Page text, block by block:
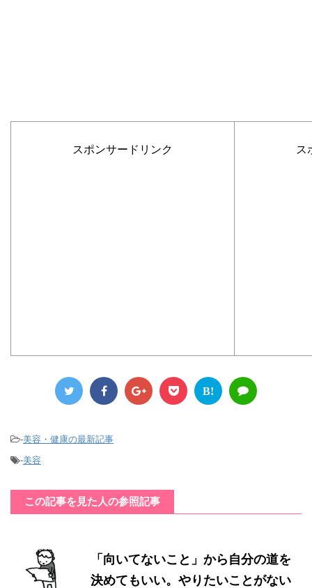
スポンサードリンク ス
B!
-美容・健康の最新記事
-美容
この記事を見た人の参照記事
「向いてないこと」から自分の道を
決めてもいい。やりたいことがない